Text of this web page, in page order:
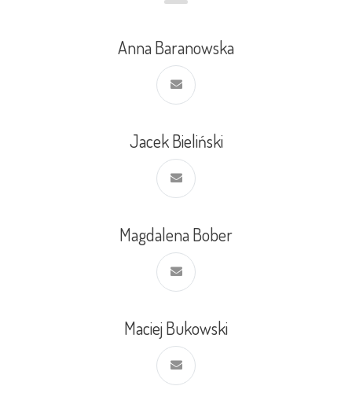
Anna Baranowska
Jacek Bieliński
Magdalena Bober
Maciej Bukowski